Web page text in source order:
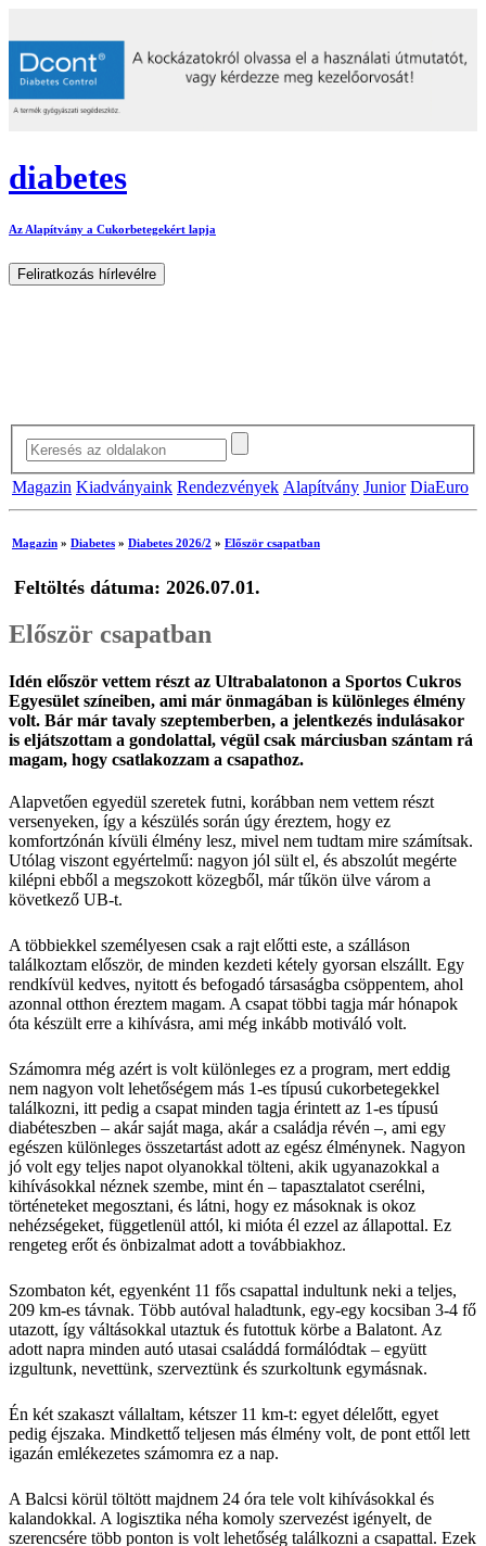
diabetes
Az Alapítvány a Cukorbetegekért lapja
Magazin Kiadványaink Rendezvények Alapítvány Junior DiaEuro
Magazin » Diabetes » Diabetes 2026/2 » Először csapatban
Feltöltés dátuma: 2026.07.01.
Először csapatban
Idén először vettem részt az Ultrabalatonon a Sportos Cukros
Egyesület színeiben, ami már önmagában is különleges élmény
volt. Bár már tavaly szeptemberben, a jelentkezés indulásakor
is eljátszottam a gondolattal, végül csak márciusban szántam rá
magam, hogy csatlakozzam a csapathoz.
Alapvetően egyedül szeretek futni, korábban nem vettem részt
versenyeken, így a készülés során úgy éreztem, hogy ez
komfortzónán kívüli élmény lesz, mivel nem tudtam mire számítsak.
Utólag viszont egyértelmű: nagyon jól sült el, és abszolút megérte
kilépni ebből a megszokott közegből, már tűkön ülve várom a
következő UB-t.
A többiekkel személyesen csak a rajt előtti este, a szálláson
találkoztam először, de minden kezdeti kétely gyorsan elszállt. Egy
rendkívül kedves, nyitott és befogadó társaságba csöppentem, ahol
azonnal otthon éreztem magam. A csapat többi tagja már hónapok
óta készült erre a kihívásra, ami még inkább motiváló volt.
Számomra még azért is volt különleges ez a program, mert eddig
nem nagyon volt lehetőségem más 1-es típusú cukorbetegekkel
találkozni, itt pedig a csapat minden tagja érintett az 1-es típusú
diabéteszben – akár saját maga, akár a családja révén –, ami egy
egészen különleges összetartást adott az egész élménynek. Nagyon
jó volt egy teljes napot olyanokkal tölteni, akik ugyanazokkal a
kihívásokkal néznek szembe, mint én – tapasztalatot cserélni,
történeteket megosztani, és látni, hogy ez másoknak is okoz
nehézségeket, függetlenül attól, ki mióta él ezzel az állapottal. Ez
rengeteg erőt és önbizalmat adott a továbbiakhoz.
Szombaton két, egyenként 11 fős csapattal indultunk neki a teljes,
209 km-es távnak. Több autóval haladtunk, egy-egy kocsiban 3-4 fő
utazott, így váltásokkal utaztuk és futottuk körbe a Balatont. Az
adott napra minden autó utasai családdá formálódtak – együtt
izgultunk, nevettünk, szerveztünk és szurkoltunk egymásnak.
Én két szakaszt vállaltam, kétszer 11 km-t: egyet délelőtt, egyet
pedig éjszaka. Mindkettő teljesen más élmény volt, de pont ettől lett
igazán emlékezetes számomra ez a nap.
A Balcsi körül töltött majdnem 24 óra tele volt kihívásokkal és
kalandokkal. A logisztika néha komoly szervezést igényelt, de
szerencsére több ponton is volt lehetőség találkozni a csapattal. Ezek